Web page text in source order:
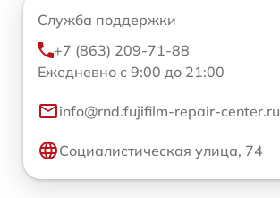
Служба поддержки
+7 (863) 209-71-88
Ежедневно с 9:00 до 21:00
info@rnd.fujifilm-repair-center.ru
Социалистическая улица, 74